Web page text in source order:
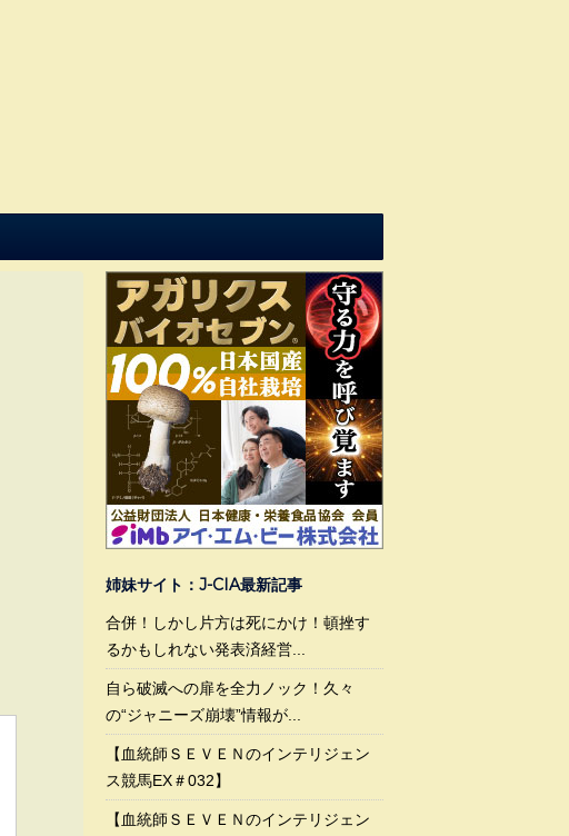
姉妹サイト：J-CIA最新記事
合併！しかし片方は死にかけ！頓挫す
るかもしれない発表済経営...
自ら破滅への扉を全力ノック！久々
の“ジャニーズ崩壊”情報が...
【血統師ＳＥＶＥＮのインテリジェン
ス競馬EX＃032】
【血統師ＳＥＶＥＮのインテリジェン